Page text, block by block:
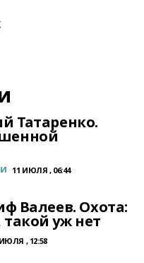
Татаренко.
11 ИЮЛЯ , 06:44
Валеев. Охота:
уж нет
, 12:58